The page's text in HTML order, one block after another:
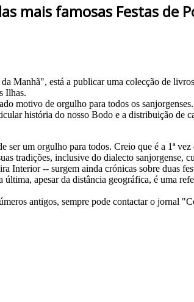
mais famosas Festas de
Manhã", está a publicar uma colecção de
Ilhas.
motivo de orgulho para todos os
história do nosso Bodo e a distribuição de
ser um orgulho para todos. Creio que é a 1ª
tradições, inclusive do dialecto sanjorgense,
Interior -- surgem ainda crónicas sobre duas
apesar da distância geográfica, é uma
antigos, sempre pode contactar o jornal